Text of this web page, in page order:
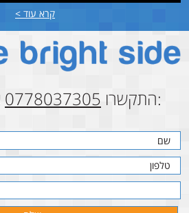
קרא עוד >
:התקשרו 0778037305